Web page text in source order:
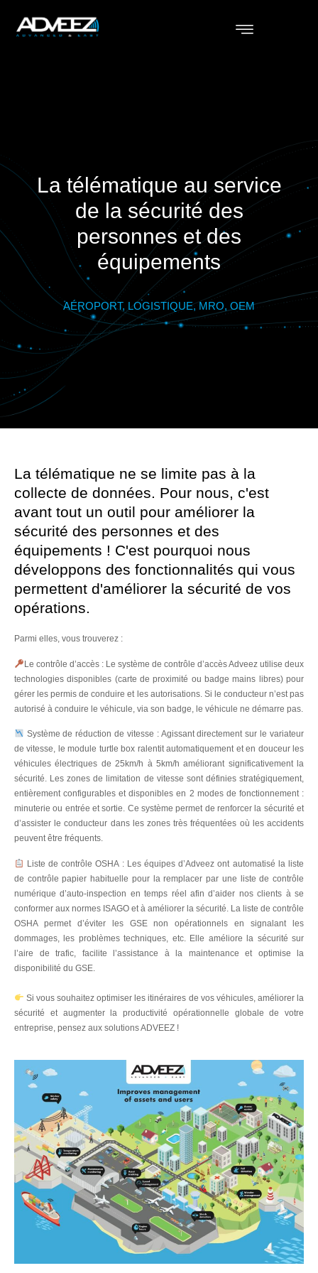
La télématique au service
de la sécurité des
personnes et des
équipements
AÉROPORT, LOGISTIQUE, MRO, OEM
La télématique ne se limite pas à la
collecte de données. Pour nous, c'est
avant tout un outil pour améliorer la
sécurité des personnes et des
équipements ! C'est pourquoi nous
développons des fonctionnalités qui vous
permettent d'améliorer la sécurité de vos
opérations.
Parmi elles, vous trouverez :
Le contrôle d’accès : Le système de contrôle d’accès Adveez utilise deux
technologies disponibles (carte de proximité ou badge mains libres) pour
gérer les permis de conduire et les autorisations. Si le conducteur n’est pas
autorisé à conduire le véhicule, via son badge, le véhicule ne démarre pas.
Système de réduction de vitesse : Agissant directement sur le variateur
de vitesse, le module turtle box ralentit automatiquement et en douceur les
véhicules électriques de 25km/h à 5km/h améliorant significativement la
sécurité. Les zones de limitation de vitesse sont définies stratégiquement,
entièrement configurables et disponibles en 2 modes de fonctionnement :
minuterie ou entrée et sortie. Ce système permet de renforcer la sécurité et
d’assister le conducteur dans les zones très fréquentées où les accidents
peuvent être fréquents.
Liste de contrôle OSHA : Les équipes d’Adveez ont automatisé la liste
de contrôle papier habituelle pour la remplacer par une liste de contrôle
numérique d’auto-inspection en temps réel afin d’aider nos clients à se
conformer aux normes ISAGO et à améliorer la sécurité. La liste de contrôle
OSHA permet d’éviter les GSE non opérationnels en signalant les
dommages, les problèmes techniques, etc. Elle améliore la sécurité sur
l’aire de trafic, facilite l’assistance à la maintenance et optimise la
disponibilité du GSE.
Si vous souhaitez optimiser les itinéraires de vos véhicules, améliorer la
sécurité et augmenter la productivité opérationnelle globale de votre
entreprise, pensez aux solutions ADVEEZ !